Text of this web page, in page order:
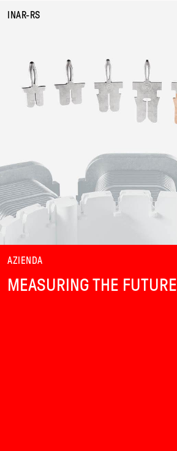
INAR-RS
AZIENDA
MEASURING THE FUTURE